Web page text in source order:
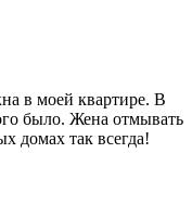
в моей квартире. В
было. Жена отмывать
домах так всегда!